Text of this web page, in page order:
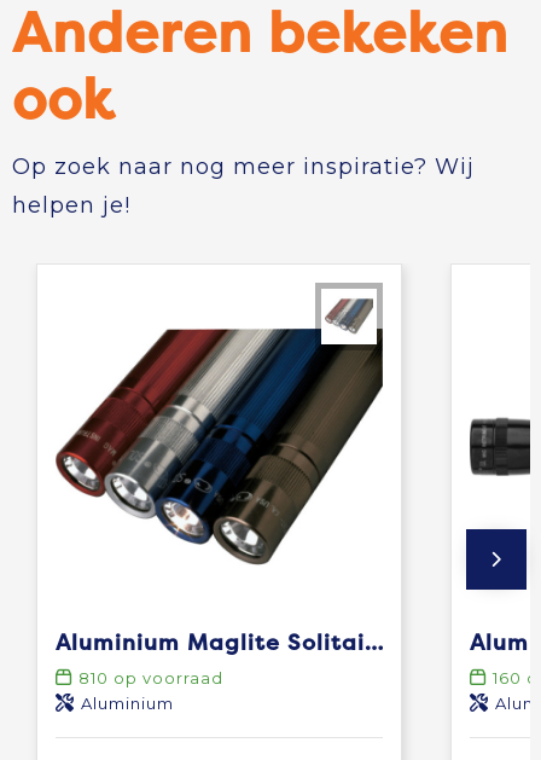
Anderen bekeken
ook
Op zoek naar nog meer inspiratie? Wij
helpen je!
Aluminium Maglite Solitaire zaklamp
810 op voorraad
Aluminium
160